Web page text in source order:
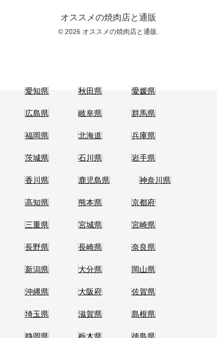
オススメの焼肉店と通販
© 2026 オススメの焼肉店と通販.
愛知県 秋田県 愛媛県
広島県 岐阜県 群馬県
福岡県 北海道 兵庫県
茨城県 石川県 岩手県
香川県 鹿児島県 神奈川県
高知県 熊本県 京都府
三重県 宮城県 宮崎県
長野県 長崎県 奈良県
新潟県 大分県 岡山県
沖縄県 大阪府 佐賀県
埼玉県 滋賀県 島根県
静岡県 栃木県 徳島県